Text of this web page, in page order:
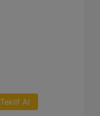
Teklif Al